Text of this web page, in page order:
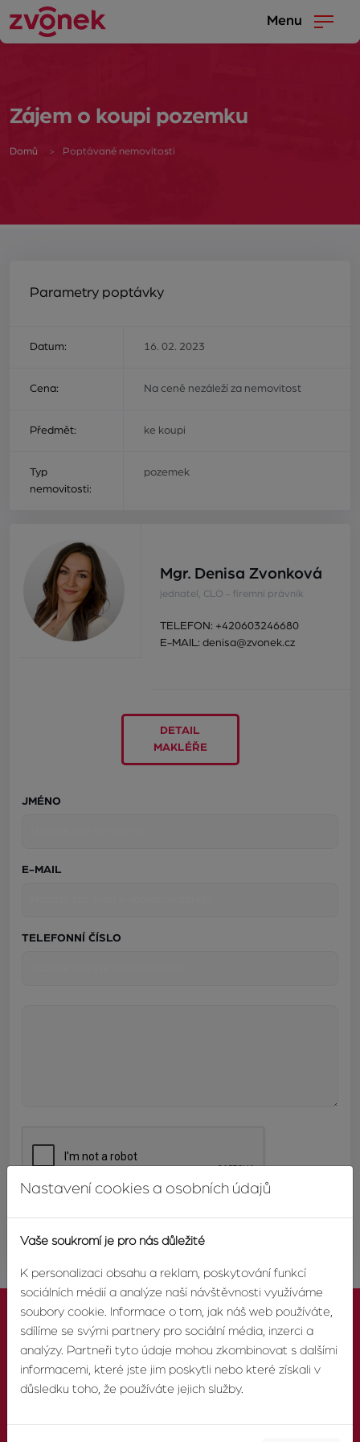
Menu
Zájem o koupi pozemku
Domů Poptávané nemovitosti
Parametry poptávky
Datum: 16. 02. 2023
Cena: Na ceně nezáleží za nemovitost
Předmět: ke koupi
Typ
nemovitosti:
pozemek
Mgr. Denisa Zvonková
jednatel, CLO - firemní právník
TELEFON: +420603246680
E-MAIL: denisa@zvonek.cz
DETAIL
MAKLÉŘE
JMÉNO
E-MAIL
TELEFONNÍ ČÍSLO
KONTAKTUJTE NÁS
Nastavení cookies a osobních údajů
Vaše soukromí je pro nás důležité
K personalizaci obsahu a reklam, poskytování funkcí
sociálních médií a analýze naší návštěvnosti využíváme
soubory cookie. Informace o tom, jak náš web používáte,
sdílíme se svými partnery pro sociální média, inzerci a
analýzy. Partneři tyto údaje mohou zkombinovat s dalšími
informacemi, které jste jim poskytli nebo které získali v
důsledku toho, že používáte jejich služby.